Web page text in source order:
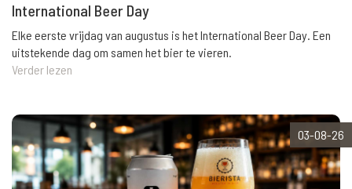
International Beer Day
Elke eerste vrijdag van augustus is het International Beer Day. Een
uitstekende dag om samen het bier te vieren.
Verder lezen
03-08-26